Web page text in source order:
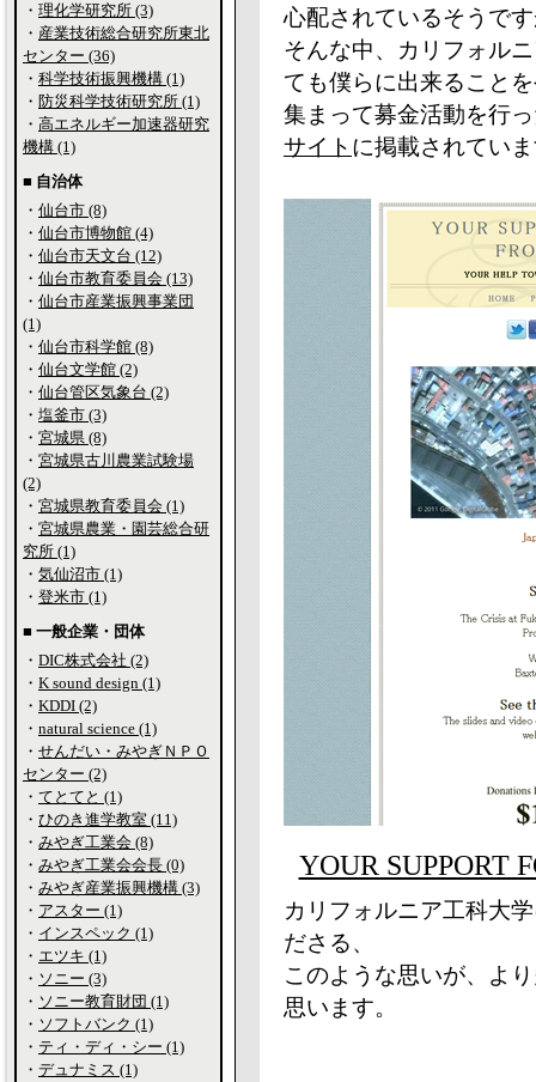
心配されているそうで
そんな中、カリフォル
ても僕らに出来ること
集まって募金活動を行
サイト に掲載されてい
YOUR SUPPORT
カリフォルニア工科大
ださる、
このような思いが、よ
思います。
・ 理化学研究所 (3)
・ 産業技術総合研究所東北
センター (36)
・ 科学技術振興機構 (1)
・ 防災科学技術研究所 (1)
・ 高エネルギー加速器研究
機構 (1)
■ 自治体
・ 仙台市 (8)
・ 仙台市博物館 (4)
・ 仙台市天文台 (12)
・ 仙台市教育委員会 (13)
・ 仙台市産業振興事業団
(1)
・ 仙台市科学館 (8)
・ 仙台文学館 (2)
・ 仙台管区気象台 (2)
・ 塩釜市 (3)
・ 宮城県 (8)
・ 宮城県古川農業試験場
(2)
・ 宮城県教育委員会 (1)
・ 宮城県農業・園芸総合研
究所 (1)
・ 気仙沼市 (1)
・ 登米市 (1)
■ 一般企業・団体
・ DIC株式会社 (2)
・ K sound design (1)
・ KDDI (2)
・ natural science (1)
・ せんだい・みやぎＮＰＯ
センター (2)
・ てとてと (1)
・ ひのき進学教室 (11)
・ みやぎ工業会 (8)
・ みやぎ工業会会長 (0)
・ みやぎ産業振興機構 (3)
・ アスター (1)
・ インスペック (1)
・ エツキ (1)
・ ソニー (3)
・ ソニー教育財団 (1)
・ ソフトバンク (1)
・ ティ・ディ・シー (1)
・ デュナミス (1)